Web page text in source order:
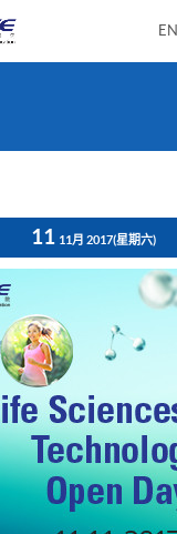
11 11月 2017(星期六)